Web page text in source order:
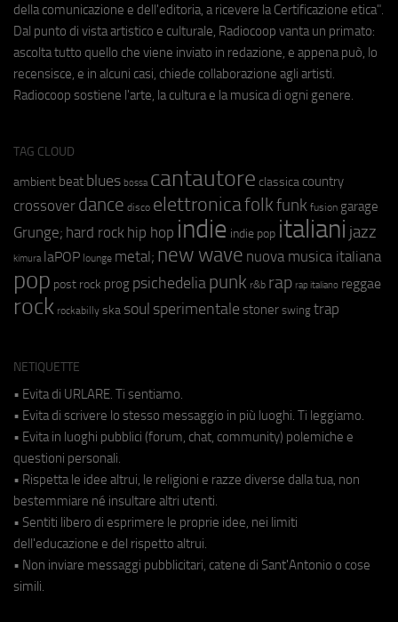
della comunicazione e dell'editoria, a ricevere la Certificazione etica".
Dal punto di vista artistico e culturale, Radiocoop vanta un primato:
ascolta tutto quello che viene inviato in redazione, e appena può, lo
recensisce, e in alcuni casi, chiede collaborazione agli artisti.
Radiocoop sostiene l'arte, la cultura e la musica di ogni genere.
TAG CLOUD
ambient beat blues bossa cantautore classica country
crossover dance disco elettronicafolkfunk fusion garage
Grunge; hard rock hip hop indie indie pop italiani jazz
kimura laPOP lounge metal; new wave nuova musica italiana
pop post rock prog psichedeliapunk r&b rap rap italiano reggae
rock rockabilly ska soul sperimentale stoner swing trap
NETIQUETTE
• Evita di URLARE. Ti sentiamo.
• Evita di scrivere lo stesso messaggio in più luoghi. Ti leggiamo.
• Evita in luoghi pubblici (forum, chat, community) polemiche e
questioni personali.
• Rispetta le idee altrui, le religioni e razze diverse dalla tua, non
bestemmiare né insultare altri utenti.
• Sentiti libero di esprimere le proprie idee, nei limiti
dell'educazione e del rispetto altrui.
• Non inviare messaggi pubblicitari, catene di Sant'Antonio o cose
simili.